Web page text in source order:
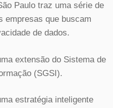
Paulo traz uma série de
empresas que buscam
de dados.
extensão do Sistema de
(SGSI).
estratégia inteligente